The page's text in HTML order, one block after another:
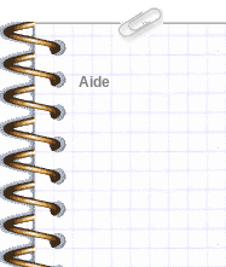
Aide